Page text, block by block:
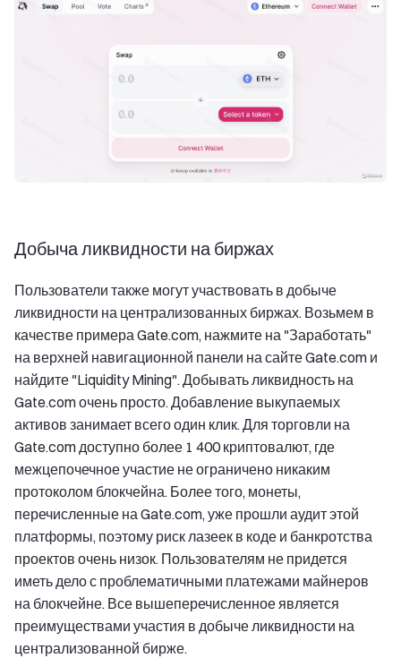
Добыча ликвидности на биржах
Пользователи также могут участвовать в добыче
ликвидности на централизованных биржах. Возьмем в
качестве примера Gate.com, нажмите на "Заработать"
на верхней навигационной панели на сайте Gate.com и
найдите "Liquidity Mining". Добывать ликвидность на
Gate.com очень просто. Добавление выкупаемых
активов занимает всего один клик. Для торговли на
Gate.com доступно более 1 400 криптовалют, где
межцепочечное участие не ограничено никаким
протоколом блокчейна. Более того, монеты,
перечисленные на Gate.com, уже прошли аудит этой
платформы, поэтому риск лазеек в коде и банкротства
проектов очень низок. Пользователям не придется
иметь дело с проблематичными платежами майнеров
на блокчейне. Все вышеперечисленное является
преимуществами участия в добыче ликвидности на
централизованной бирже.